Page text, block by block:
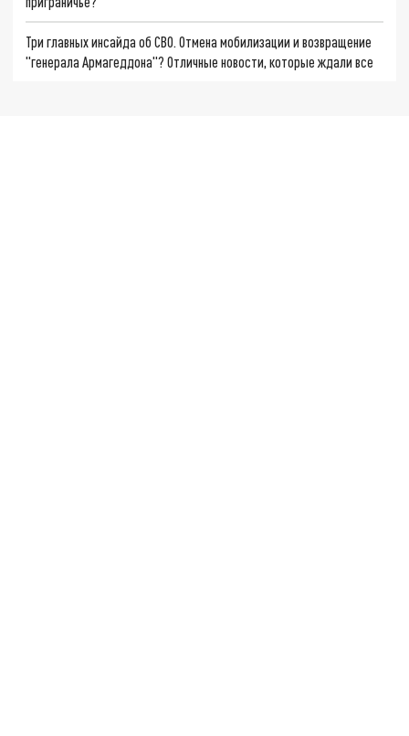
Три главных инсайда об СВО. Отмена мобилизации и возвращение
"генерала Армагеддона"? Отличные новости, которые ждали все